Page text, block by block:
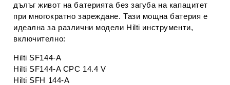
дълъг живот на батерията без загуба на капацитет
при многократно зареждане. Тази мощна батерия е
идеална за различни модели Hilti инструменти,
включително:
Hilti SF144-A
Hilti SF144-A CPC 14.4 V
Hilti SFH 144-A